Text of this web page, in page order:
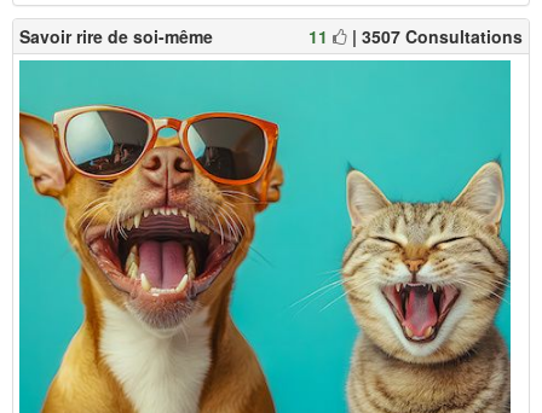
Savoir rire de soi-même 11 | 3507 Consultations